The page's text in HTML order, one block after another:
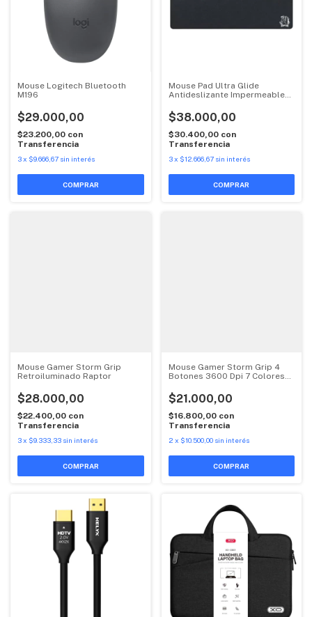
Mouse Logitech Bluetooth
M196
$29.000,00
$23.200,00 con
Transferencia
3x $9.666,67 sin interés
COMPRAR
Mouse Pad Ultra Glide
Antideslizante Impermeable
$38.000,00
$30.400,00 con
Transferencia
3 x $12.666,67 sin interés
Mouse Gamer Storm Grip
Retroiluminado Raptor
$28.000,00
$22.400,00 con
Transferencia
3x $9.333,33 sin interés
Mouse Gamer Storm Grip 4
Botones 3600 Dpi 7 Colores
$21.000,00
$16.800,00 con
Transferencia
2 x $10.500,00 sin interés